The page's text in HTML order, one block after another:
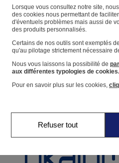
Magasin
Vos informations personnelles
Suivre une commande
Panier
Favoris
Naissance0-12 mois
Lorsque vous consultez notre site,
des cookies nous permettant de
d'éventuels problèmes mais aussi de
des produits personnalisés.
Certains de nos outils sont exemptés
qu'au pilotage strictement nécessaire
Nous vous laissons la possibilité de
aux différentes typologies de cookies.
Pour en savoir plus sur les cookies,
Refuser tout